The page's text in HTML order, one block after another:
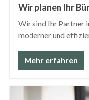
Wir planen Ihr
Wir sind Ihr Partner
moderner und
Mehr erfahren